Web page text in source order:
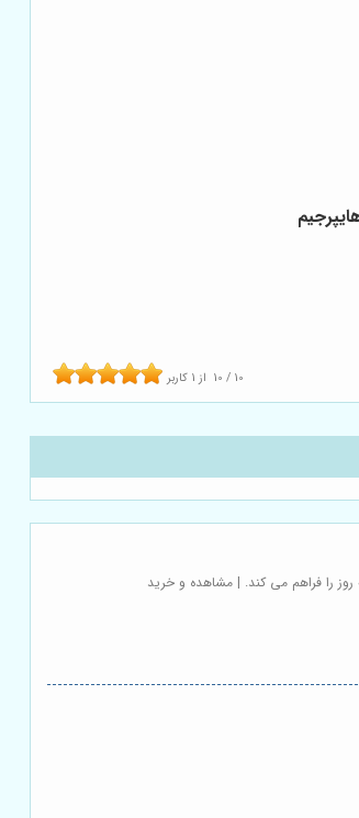
10 / 10 از1 کاربر
را فراهم می کند. | مشاهده و خرید